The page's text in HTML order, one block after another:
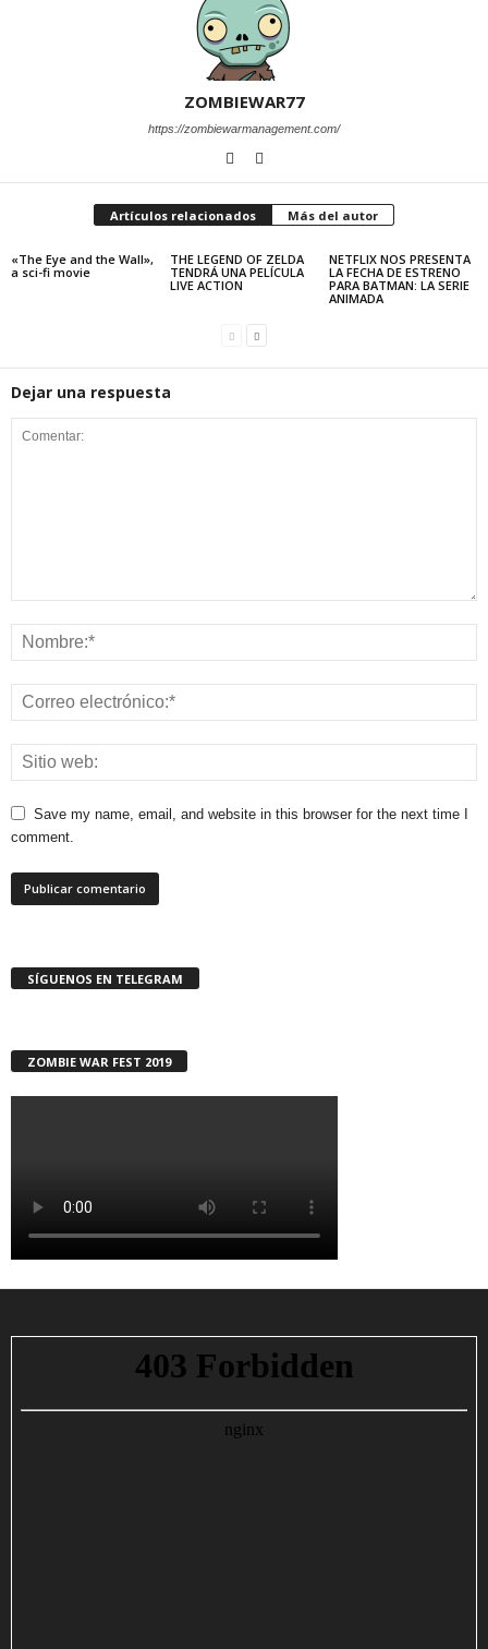
ZOMBIEWAR77
https://zombiewarmanagement.com/
Artículos relacionados Más del autor
«The Eye and the Wall»,
a sci-fi movie
THE LEGEND OF ZELDA
TENDRÁ UNA PELÍCULA
LIVE ACTION
NETFLIX NOS PRESENTA
LA FECHA DE ESTRENO
PARA BATMAN: LA SERIE
ANIMADA
Dejar una respuesta
Save my name, email, and website in this browser for the next time I
comment.
SÍGUENOS EN TELEGRAM
ZOMBIE WAR FEST 2019